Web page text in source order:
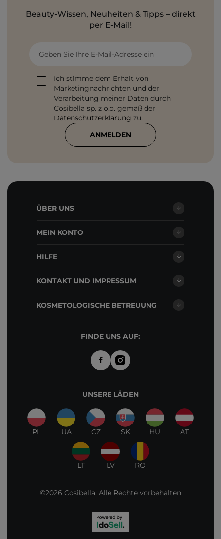
Beauty-Wissen, Neuheiten & Tipps – direkt
per E-Mail!
Geben Sie Ihre E-Mail-Adresse ein
Ich stimme dem Erhalt von
Marketingnachrichten und der
Verarbeitung meiner Daten durch
Cosibella sp. z o.o. gemäß der
Datenschutzerklärung zu.
ANMELDEN
ÜBER UNS
MEIN KONTO
HILFE
KONTAKT UND IMPRESSUM
KOSMETOLOGISCHE BETREUUNG
FINDE UNS AUF:
UNSERE LÄDEN
PL UA CZ SK HU AT
LT LV RO
©2026 Cosibella. Alle Rechte vorbehalten